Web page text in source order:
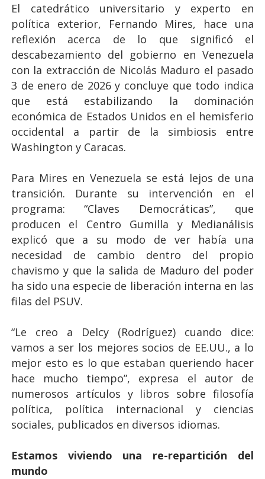
El catedrático universitario y experto en
política exterior, Fernando Mires, hace una
reflexión acerca de lo que significó el
descabezamiento del gobierno en Venezuela
con la extracción de Nicolás Maduro el pasado
3 de enero de 2026 y concluye que todo indica
que está estabilizando la dominación
económica de Estados Unidos en el hemisferio
occidental a partir de la simbiosis entre
Washington y Caracas.
Para Mires en Venezuela se está lejos de una
transición. Durante su intervención en el
programa: “Claves Democráticas”, que
producen el Centro Gumilla y Medianálisis
explicó que a su modo de ver había una
necesidad de cambio dentro del propio
chavismo y que la salida de Maduro del poder
ha sido una especie de liberación interna en las
filas del PSUV.
“Le creo a Delcy (Rodríguez) cuando dice:
vamos a ser los mejores socios de EE.UU., a lo
mejor esto es lo que estaban queriendo hacer
hace mucho tiempo”, expresa el autor de
numerosos artículos y libros sobre filosofía
política, política internacional y ciencias
sociales, publicados en diversos idiomas.
Estamos viviendo una re-repartición del
mundo